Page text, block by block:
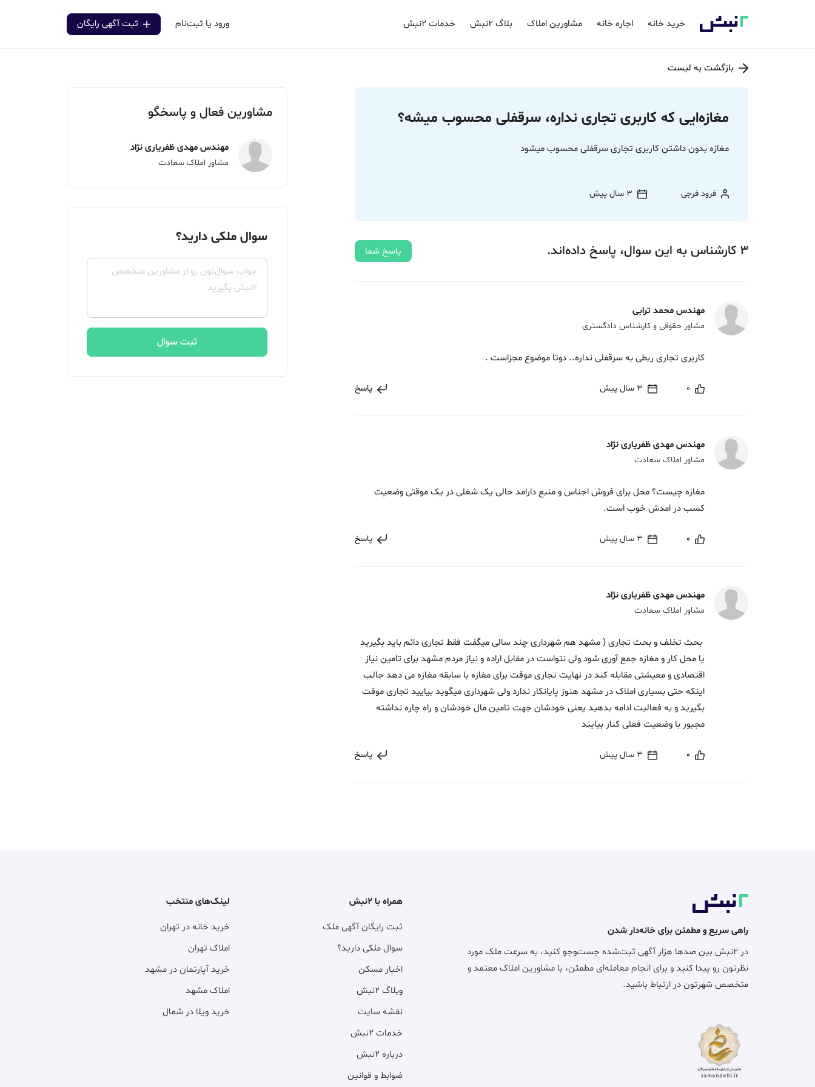
خرید خانه اجاره خانه مشاورین املاک بلاگ ۲نبش خدمات ۲نبش ورود یا ثبت‌نام ثبت آگهی رایگان
بازگشت به لیست
مغازه‌ایی که کاربری تجاری نداره، سرقفلی محسوب میشه؟
مغازه بدون داشتن کاربری تجاری سرقفلی محسوب میشود
فرود فرجی 3 سال پیش
3 کارشناس به این سوال، پاسخ داده‌اند. پاسخ شما
مهندس محمد ترابی
مشاور حقوقی و کارشناس دادگستری
کاربری تجاری ربطی به سرقفلی نداره.. دوتا موضوع مجزاست .
0 3 سال پیش پاسخ
مهندس مهدی ظفریاری نژاد
مشاور املاک سعادت
مغازه چیست؟ محل برای فروش اجناس و منبع دارامد حالی یک شغلی در یک موقتی وضعیت
کسب در امدش خوب است.
0 3 سال پیش پاسخ
مهندس مهدی ظفریاری نژاد
مشاور املاک سعادت
بحث تخلف و بحث تجاری ( مشهد هم شهرداری چند سالی میگفت فقط تجاری دائم باید بگیرید
یا محل کار و مغازه جمع آوری شود ولی نتواست در مقابل اراده و نیاز مردم مشهد برای تامین نیاز
اقتصادی و معیشتی مقابله کند در نهایت تجاری موقت برای مغازه با سابقه مغازه می دهد جالب
اینکه حتی بسیاری املاک در مشهد هنوز پایانکار ندارد ولی شهرداری میگوید بیایید تجاری موقت
بگیرید و به فعالیت ادامه بدهید یعنی خودشان جهت تامین مال خودشان و راه چاره نداشته
مجبور با وضعیت فعلی کنار بیایند
0 3 سال پیش پاسخ
مشاورین فعال و پاسخگو
مهندس مهدی ظفریاری نژاد
مشاور املاک سعادت
سوال ملکی دارید؟
ثبت سوال
راهی سریع و مطمئن برای خانه‌دار شدن
در ۲نبش بین صدها هزار آگهی ثبت‌شده جست‌وجو کنید، به سرعت ملک مورد
نظرتون رو پیدا کنید و برای انجام معامله‌ای مطمئن، با مشاورین املاک معتمد و
متخصص شهرتون در ارتباط باشید.
همراه با ۲نبش
ثبت رایگان آگهی ملک
سوال ملکی دارید؟
اخبار مسکن
وبلاگ ۲نبش
نقشه سایت
خدمات ۲نبش
درباره ۲نبش
ضوابط و قوانین
لینک‌های منتخب
خرید خانه در تهران
املاک تهران
خرید آپارتمان در مشهد
املاک مشهد
خرید ویلا در شمال